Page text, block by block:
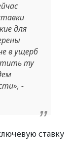
для
в ущерб
ту
-
ставку